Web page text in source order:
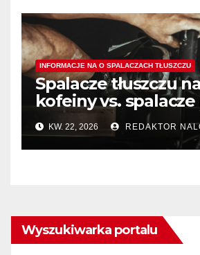
INFORMACJE NA O SPALACZACH TŁUSZCZU
Spalacze tłuszczu
kofeiny vs. spalacze
termogeników –
wybrać?
KW. 22, 2026 REDAKTOR
Wyszukiwarka portalu